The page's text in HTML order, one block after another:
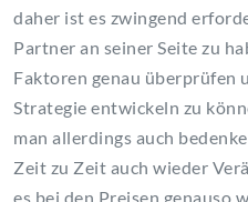
daher ist es zwingend
Partner an seiner Seite zu
Faktoren genau überprüfen
Strategie entwickeln zu
man allerdings auch
Zeit zu Zeit auch wieder
es bei den Preisen genauso